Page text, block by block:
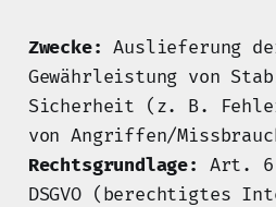
Zwecke: Auslieferung
Gewährleistung von
Sicherheit (z. B.
von Angriffen/
Rechtsgrundlage:
Art.
DSGVO (berechtigtes